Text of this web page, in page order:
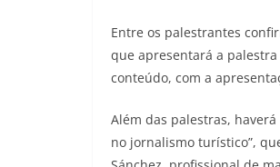
Entre os palestrantes
que apresentará a palestra
conteúdo, com a
Além das palestras,
no jornalismo turístico”,